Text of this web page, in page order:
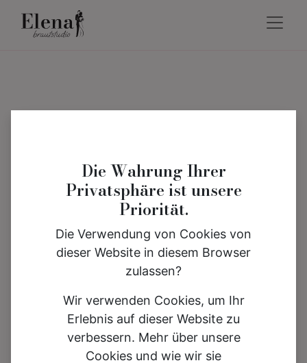
Die Wahrung Ihrer
Privatsphäre ist unsere
Priorität.
Die Verwendung von Cookies von
dieser Website in diesem Browser
zulassen?
Wir verwenden Cookies, um Ihr
Erlebnis auf dieser Website zu
verbessern. Mehr über unsere
Cookies und wie wir sie